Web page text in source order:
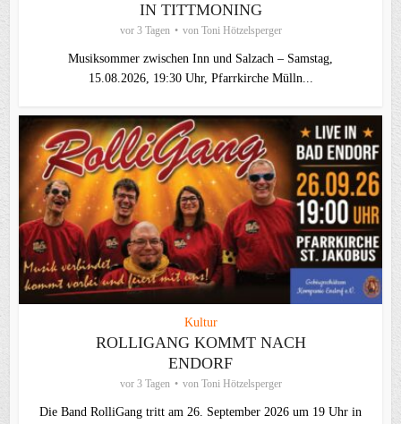
IN TITTMONING
vor 3 Tagen von Toni Hötzelsperger
Musiksommer zwischen Inn und Salzach – Samstag,
15.08.2026, 19:30 Uhr, Pfarrkirche Mülln...
Kultur
ROLLIGANG KOMMT NACH
ENDORF
vor 3 Tagen von Toni Hötzelsperger
Die Band RolliGang tritt am 26. September 2026 um 19 Uhr in